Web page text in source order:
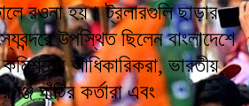
রওনা হয়। ট্রলারগুলি ছাড়ার
উপস্থিত ছিলেন বাংলাদেশে
আধিকারিকরা, ভারতীয়
ঘাঁটির কর্তারা এবং